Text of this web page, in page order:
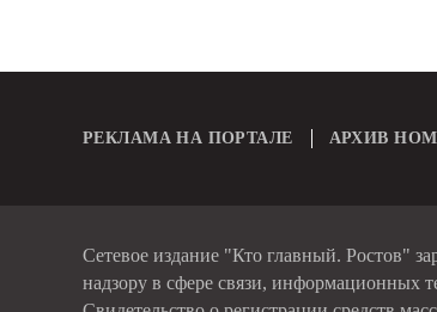
РЕКЛАМА НА ПОРТАЛЕ АРХИВ
Сетевое издание "Кто главный. Ростов"
надзору в сфере связи, информационных